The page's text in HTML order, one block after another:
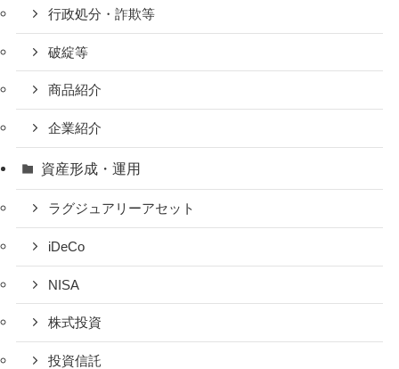
行政処分・詐欺等
破綻等
商品紹介
企業紹介
資産形成・運用
ラグジュアリーアセット
iDeCo
NISA
株式投資
投資信託